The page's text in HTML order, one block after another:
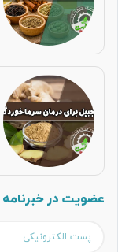
عضویت در خبرنامه